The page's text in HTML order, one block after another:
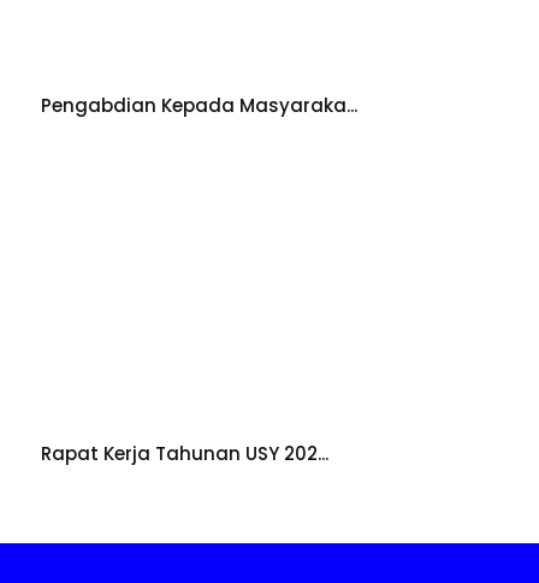
Pengabdian Kepada Masyaraka...
Rapat Kerja Tahunan USY 202...